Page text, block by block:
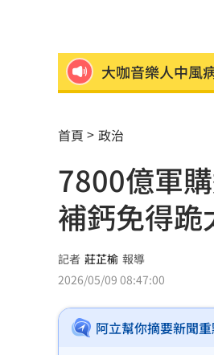
大咖音樂人中風
東發號塗掉簽名
大谷炸同鄉 道
台韓股市極端大
2026最佳移居國
4年前燒過！汽
白海豚暴風侵襲
首頁 政治
7800億軍
補鈣免得跪
記者 莊芷榆 報導
2026/05/09 08:47:00
阿立幫你摘要新聞